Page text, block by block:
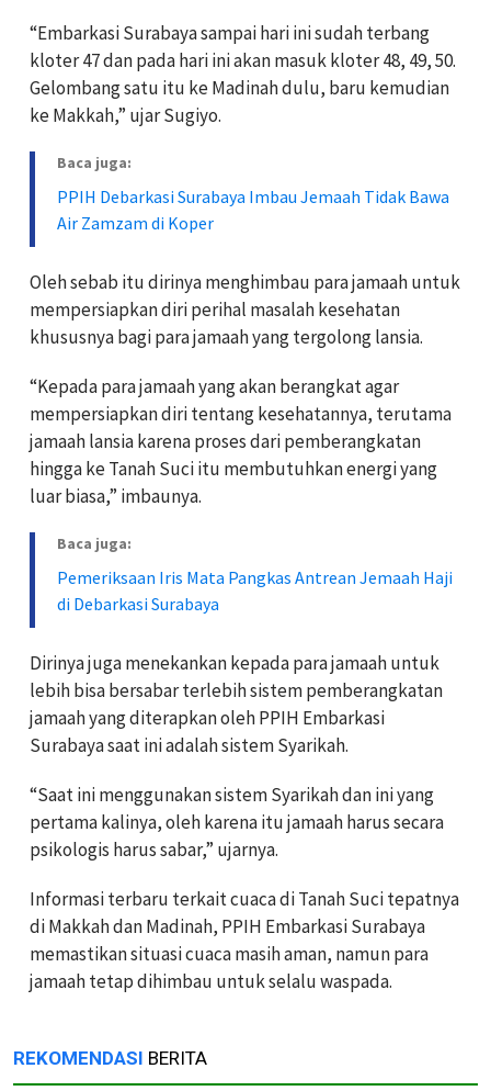
“Embarkasi Surabaya sampai hari ini sudah terbang
kloter 47 dan pada hari ini akan masuk kloter 48, 49, 50.
Gelombang satu itu ke Madinah dulu, baru kemudian
ke Makkah,” ujar Sugiyo.
Baca juga:
PPIH Debarkasi Surabaya Imbau Jemaah Tidak Bawa
Air Zamzam di Koper
Oleh sebab itu dirinya menghimbau para jamaah untuk
mempersiapkan diri perihal masalah kesehatan
khususnya bagi para jamaah yang tergolong lansia.
“Kepada para jamaah yang akan berangkat agar
mempersiapkan diri tentang kesehatannya, terutama
jamaah lansia karena proses dari pemberangkatan
hingga ke Tanah Suci itu membutuhkan energi yang
luar biasa,” imbaunya.
Baca juga:
Pemeriksaan Iris Mata Pangkas Antrean Jemaah Haji
di Debarkasi Surabaya
Dirinya juga menekankan kepada para jamaah untuk
lebih bisa bersabar terlebih sistem pemberangkatan
jamaah yang diterapkan oleh PPIH Embarkasi
Surabaya saat ini adalah sistem Syarikah.
“Saat ini menggunakan sistem Syarikah dan ini yang
pertama kalinya, oleh karena itu jamaah harus secara
psikologis harus sabar,” ujarnya.
Informasi terbaru terkait cuaca di Tanah Suci tepatnya
di Makkah dan Madinah, PPIH Embarkasi Surabaya
memastikan situasi cuaca masih aman, namun para
jamaah tetap dihimbau untuk selalu waspada.
REKOMENDASI BERITA